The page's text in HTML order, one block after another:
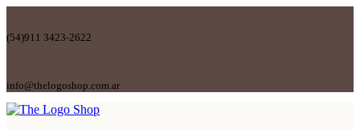
(54)911 3423-2622
info@thelogoshop.com.ar